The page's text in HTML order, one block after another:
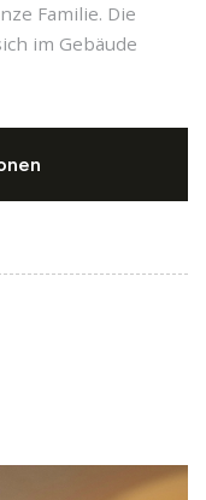
Familie. Die
im Gebäude